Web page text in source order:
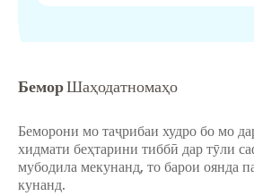
БеморШаҳодатномаҳо
Беморони мо таҷрибаи худро бо мо
хидмати беҳтарини тиббӣ дар тӯли
мубодила мекунанд, то барои оянда
кунанд.